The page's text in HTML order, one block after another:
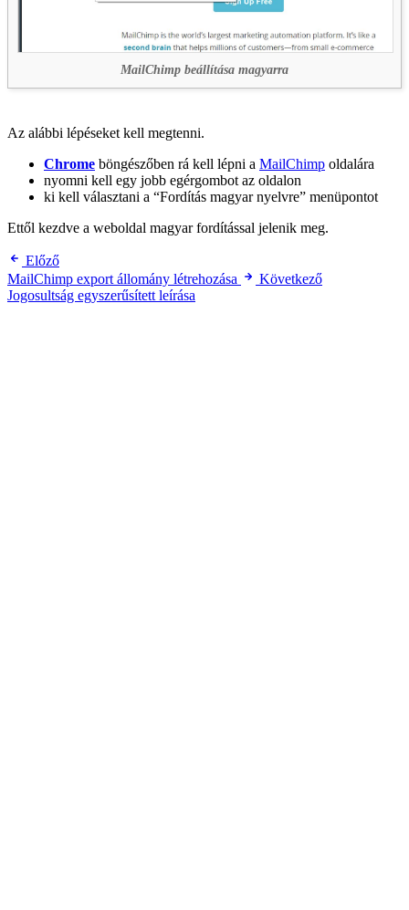
MailChimp beállítása magyarra
Az alábbi lépéseket kell megtenni.
Chrome böngészőben rá kell lépni a MailChimp oldalára
nyomni kell egy jobb egérgombot az oldalon
ki kell választani a “Fordítás magyar nyelvre” menüpontot
Ettől kezdve a weboldal magyar fordítással jelenik meg.
Előző
MailChimp export állomány létrehozása
Következő
Jogosultság egyszerűsített leírása